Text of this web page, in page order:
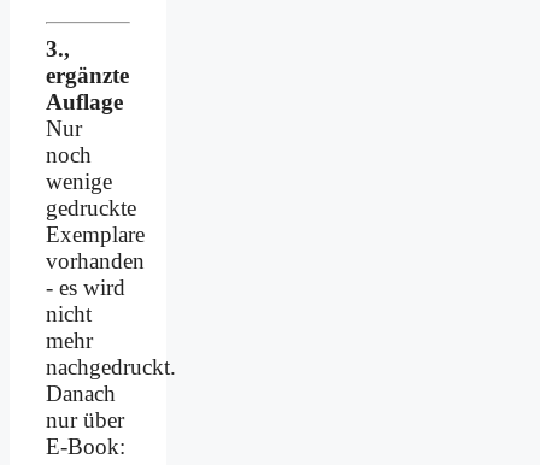
3.,
ergänzte
Auflage
Nur
noch
wenige
gedruckte
Exemplare
vorhanden
- es wird
nicht
mehr
nachgedruckt.
Danach
nur über
E-Book: